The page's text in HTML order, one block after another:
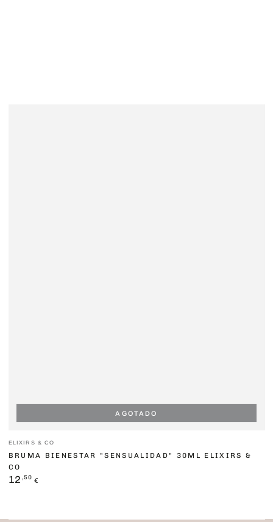
Vendedor:
ELIXIRS & CO
BRUMA BIENESTAR "SENSUALIDAD" 30ML ELIXIRS &
CO
Precio
12 ,50 €
AGOTADO